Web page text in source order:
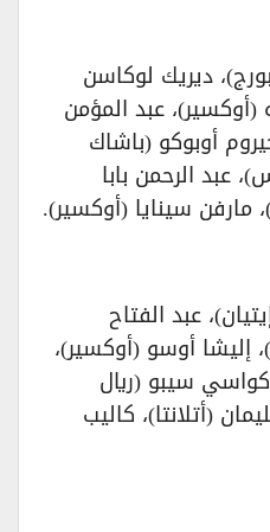
ديريك لوكاسن
عبد المؤمن
أوبوكو (باشاك
عبد الرحمن بابا
مارفن سينايا (أوكسير).
عبد الفتاح
أوسو (أوكسير)،
سيبو (ريال
(أتلانتا)، كاليب